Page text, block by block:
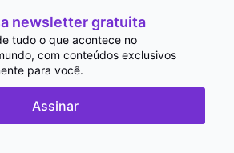
newsletter gratuita
tudo o que acontece no
com conteúdos exclusivos
para você.
Assinar